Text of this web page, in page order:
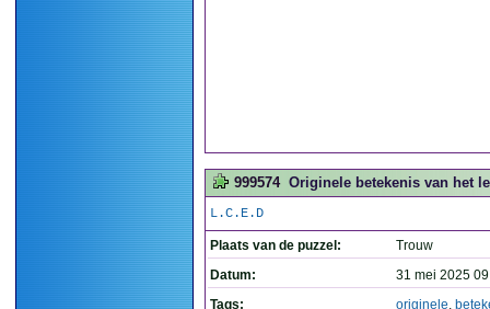
999574 Originele betekenis van het
L.C.E.D
Plaats van de puzzel:
Trouw
Datum:
31 mei 2025
Tags:
originele,